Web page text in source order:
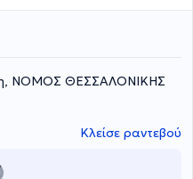
ΝΟΜΟΣ ΘΕΣΣΑΛΟΝΙΚΗΣ
Κλείσε ραντεβού